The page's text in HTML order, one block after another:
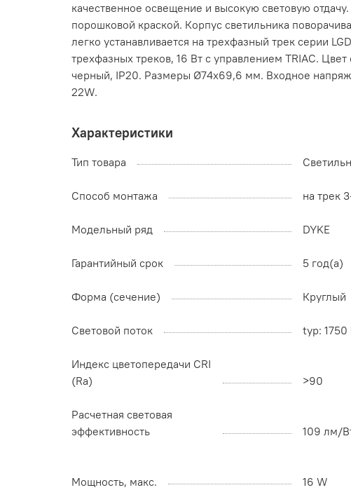
качественное освещение и высокую световую
порошковой краской. Корпус светильника
легко устанавливается на трехфазный трек серии
трехфазных треков, 16 Вт с управлением TRIAC.
черный, IP20. Размеры Ø74x69,6 мм. Входное
22W.
Характеристики
Тип товара
Способ монтажа на трек
Модельный ряд DYKE
Гарантийный срок 5 год(а)
Форма (сечение) Круглый
Световой поток typ: 1750
Индекс цветопередачи CRI
(Ra)
>90
Расчетная световая
эффективность
109 лм/
Мощность, макс. 16 W